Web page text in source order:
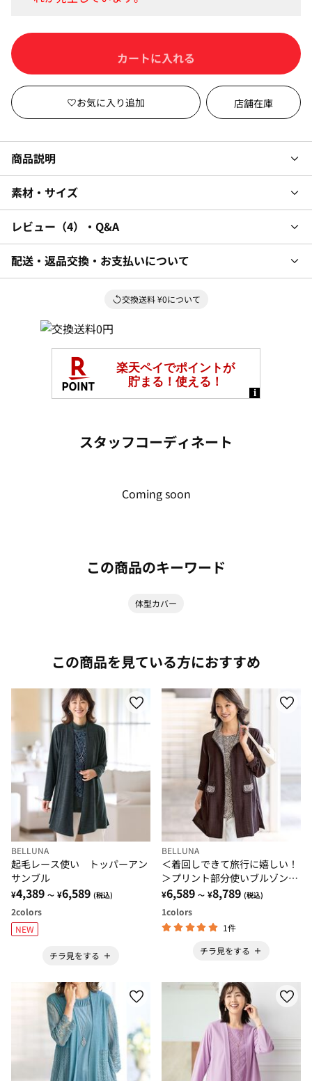
カートに入れる
店舗在庫
商品説明
素材・サイズ
レビュー 4 ・Q&A
配送・返品交換・お支払いについて
交換送料 ¥0について
スタッフコーディネート
Coming soon
この商品のキーワード
体型カバー
この商品を見ている方におすすめ
BELLUNA
起毛レース使い トッパーアン
サンブル
¥4,389 ～ ¥6,589 (税込)
2colors
NEW
チラ見をする
BELLUNA
＜着回しできて旅行に嬉しい！
＞プリント部分使いブルゾンア
ンサンブル
¥6,589 ～ ¥8,789 (税込)
1colors
1件
チラ見をする